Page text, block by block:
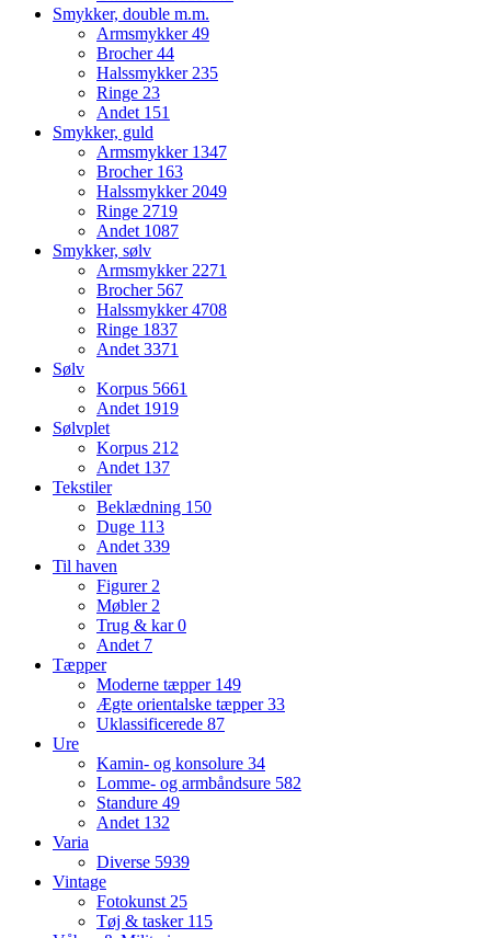
Smykker, double m.m.
Armsmykker49
Brocher44
Halssmykker 235
Ringe 23
Andet 151
Smykker, guld
Armsmykker 1347
Brocher 163
Halssmykker 2049
Ringe 2719
Andet 1087
Smykker, sølv
Armsmykker 2271
Brocher 567
Halssmykker4708
Ringe 1837
Andet 3371
Sølv
Korpus 5661
Andet 1919
Sølvplet
Korpus 212
Andet 137
Tekstiler
Beklædning 150
Duge 113
Andet 339
Til haven
Figurer 2
Møbler 2
Trug & kar0
Andet 7
Tæpper
Moderne tæpper 149
Ægte orientalske tæpper33
Uklassificerede 87
Ure
Kamin- og konsolure 34
Lomme- og armbåndsure 582
Standure 49
Andet 132
Varia
Diverse 5939
Vintage
Fotokunst 25
Tøj & tasker 115